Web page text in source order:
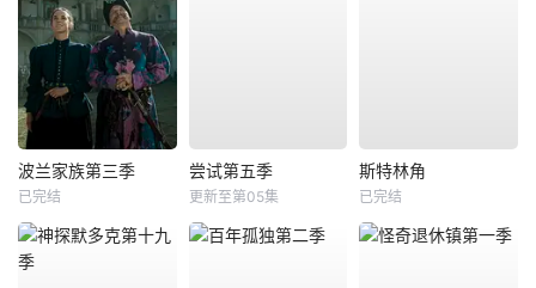
波兰家族第三季
已完结
尝试第五季
更新至第05集
斯特林角
已完结